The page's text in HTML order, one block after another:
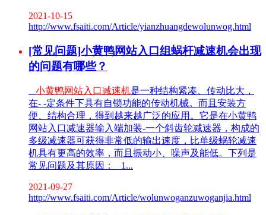
2021-10-15
http://www.fsaiti.com/Article/yianzhuangdewolunwog.html
[常见问题]小黄鸭网站入口组蜗杆减速机会出现
的问题有哪些？
小黄鸭网站入口减速机是一种结构紧凑、传动比大，
在- -定条件下具有自锁功能的传动机械。而且安装方
便、结构合理，得到越来越广泛的应用。它是在小黄鸭
网站入口减速器输入端加装-一个斜齿轮减速器，构成的
多级减速器可获得非常低的输出速度，比单级蜗轮减速
机具有更高的效率，而且振动小、噪声及能低。下列是
常见问题及其原因： 1...
2021-09-27
http://www.fsaiti.com/Article/wolunwoganzuwoganjia.html